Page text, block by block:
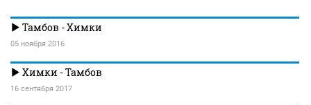
Тамбов - Химки
05 ноября 2016
Химки - Тамбов
16 сентября 2017